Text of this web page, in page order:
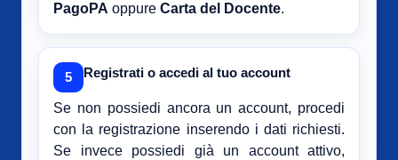
PagoPA oppure Carta del Docente.
5 Registrati o accedi al tuo account
Se non possiedi ancora un account, procedi
con la registrazione inserendo i dati richiesti.
Se invece possiedi già un account attivo,